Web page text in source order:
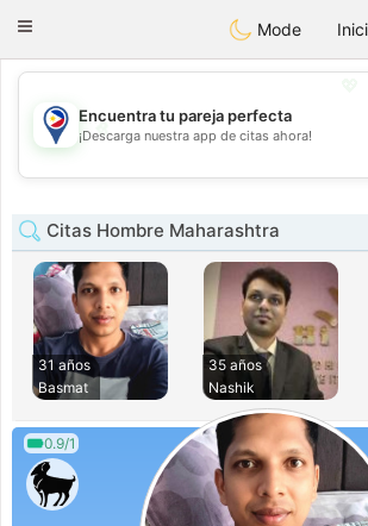
Philippines Chat
Toggle
Mode
💖
💕
Encuentra tu pareja perfecta
¡Descarga nuestra app de citas ahora!
Citas Hombre Maharashtra
31 años
Basmat
35 años
Nashik
0.9/1